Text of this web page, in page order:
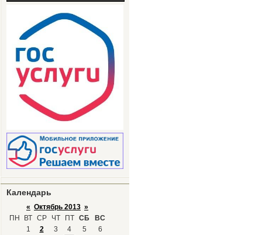
Календарь
« Октябрь 2013 »
ПН
ВТ СР ЧТ ПТ СБ
ВС
1
2 3 4 5
6